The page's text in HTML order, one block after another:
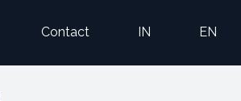
Contact IN EN